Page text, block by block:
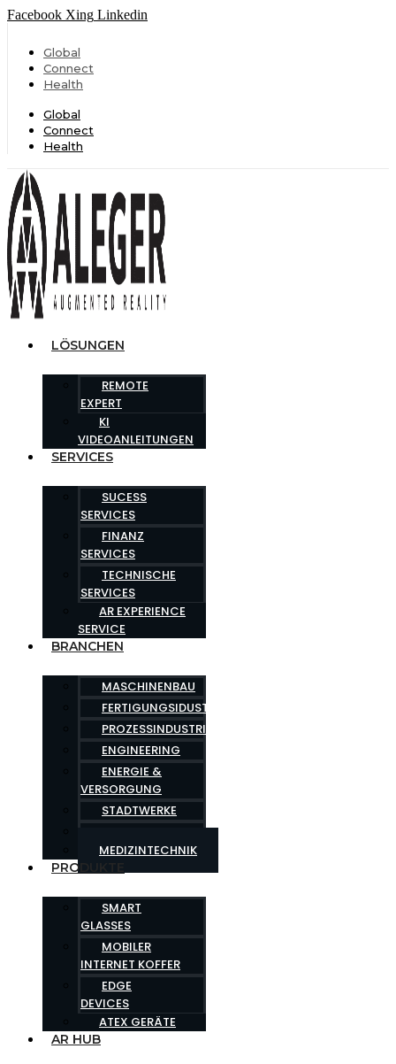
Facebook Xing Linkedin
Global
Connect
Health
Global
Connect
Health
LÖSUNGEN
REMOTE
EXPERT
KI
VIDEOANLEITUNGEN
SERVICES
SUCESS
SERVICES
FINANZ
SERVICES
TECHNISCHE
SERVICES
AR EXPERIENCE
SERVICE
BRANCHEN
MASCHINENBAU
FERTIGUNGSIDUSTRIE
PROZESSINDUSTRIE
ENGINEERING
ENERGIE &
VERSORGUNG
STADTWERKE
GESUNDHEITSWESEN
MEDIZINTECHNIK
PRODUKTE
SMART
GLASSES
MOBILER
INTERNET KOFFER
EDGE
DEVICES
ATEX GERÄTE
AR HUB